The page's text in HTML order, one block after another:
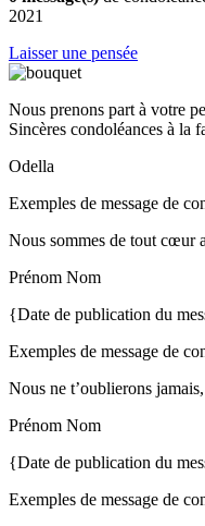
2021
Laisser une pensée
Nous prenons part à votre
Sincères condoléances à la
Odella
Exemples de message de
Nous sommes de tout cœur
Prénom Nom
{Date de publication du
Exemples de message de
Nous ne t’oublierons
Prénom Nom
{Date de publication du
Exemples de message de